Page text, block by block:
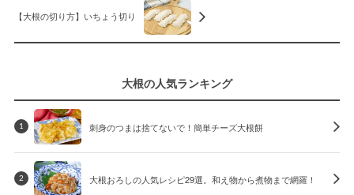
【大根の切り方】いちょう切り
大根の人気ランキング
1 刺身のつまは捨てないで！簡単チーズ大根餅
2 大根おろしの人気レシピ29選。和え物から煮物まで網羅！